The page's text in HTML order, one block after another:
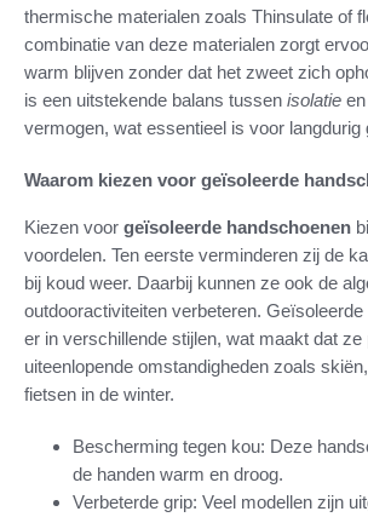
thermische materialen zoals Thinsulate of
combinatie van deze materialen zorgt
warm blijven zonder dat het zweet zich
is een uitstekende balans tussen isolatie
vermogen, wat essentieel is voor langdurig
Waarom kiezen voor geïsoleerde
Kiezen voor geïsoleerde handschoenen
voordelen. Ten eerste verminderen zij de
bij koud weer. Daarbij kunnen ze ook de
outdooractiviteiten verbeteren.
er in verschillende stijlen, wat maakt dat
uiteenlopende omstandigheden zoals
fietsen in de winter.
Bescherming tegen kou: Deze
de handen warm en droog.
Verbeterde grip: Veel modellen zijn